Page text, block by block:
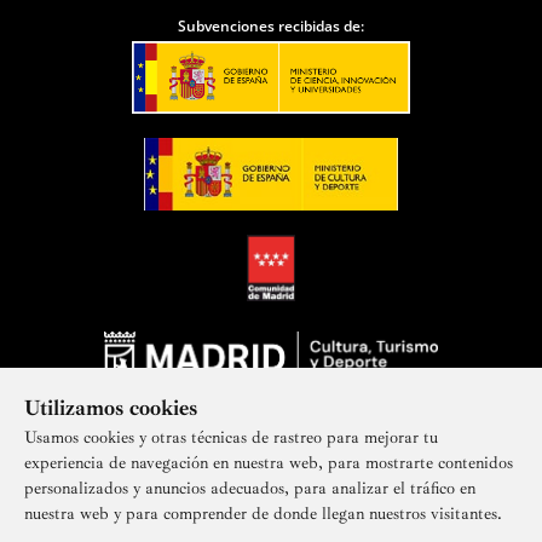
Utilizamos cookies
Usamos cookies y otras técnicas de rastreo para mejorar tu
experiencia de navegación en nuestra web, para mostrarte contenidos
personalizados y anuncios adecuados, para analizar el tráfico en
nuestra web y para comprender de donde llegan nuestros visitantes.
japonesas y además son jardines que tienen poco que ver
con lo que nosotros entendemos por tales. Un jardín de
estos, y en Kioto u otros sitios, un jardín situado de una
determinada manera, un riachuelo que va por allí con
dos plantas, unas piedras y eso es un jardín japonés y es
una obra de arte tremenda porque no se trata de lo que
contiene sino como está dispuesto. Esto no está en
nuestra cultura, la cultura occidental es otra cosa.
Bueno digamos que el arte por eso mismo es una
propiedad inefable. Inefable que no significa más que
no es expresable por palabras. Una cosa inefable es una
cosa que no se puede expresar con palabras, es decir, no
no tiene que ver con el habla. No se explica jamás la
música sólo con palabras.
Hay que tener cuidado con no confundir arte con
belleza, de lo que acabamos de hablar es de arte no de
Subvenciones recibidas de:
Suscríbete a nuestra newsletter